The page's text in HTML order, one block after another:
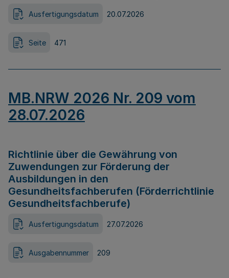
Ausfertigungsdatum 20.07.2026
Seite 471
MB.NRW 2026 Nr. 209 vom
28.07.2026
Richtlinie über die Gewährung von
Zuwendungen zur Förderung der
Ausbildungen in den
Gesundheitsfachberufen (Förderrichtlinie
Gesundheitsfachberufe)
Ausfertigungsdatum 27.07.2026
Ausgabennummer 209